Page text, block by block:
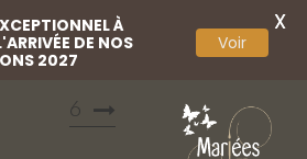
Marylise campaign 202
6
À
DE NOS
2027
Voir
X